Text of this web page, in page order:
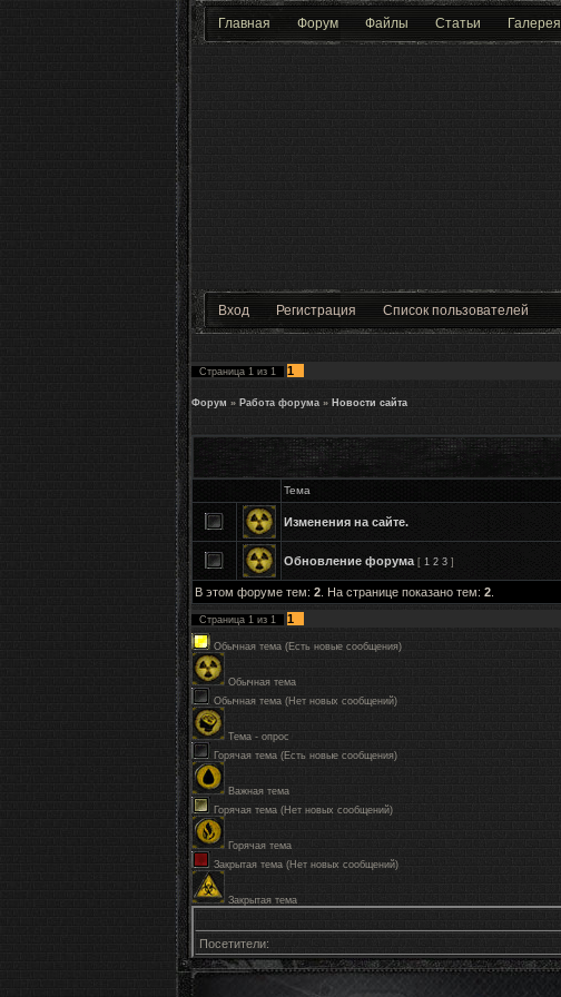
Главная Форум Файлы Статьи Галерея
Вход Регистрация Список пользователей
Страница 1 из 1 1
Форум » Работа форума » Новости сайта
Тема
Изменения на сайте.
Обновление форума [ 1 2 3 ]
В этом форуме тем: 2 . На странице показано тем: 2
Страница 1 из 1 1
Обычная тема (Есть новые сообщения)
Обычная тема
Обычная тема (Нет новых сообщений)
Тема - опрос
Горячая тема (Есть новые сообщения)
Важная тема
Горячая тема (Нет новых сообщений)
Горячая тема
Закрытая тема (Нет новых сообщений)
Закрытая тема
Посетители: